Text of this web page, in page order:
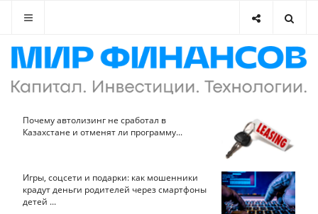
Почему автолизинг не сработал в
Казахстане и отменят ли программу...
Игры, соцсети и подарки: как мошенники
крадут деньги родителей через смартфоны
детей ...